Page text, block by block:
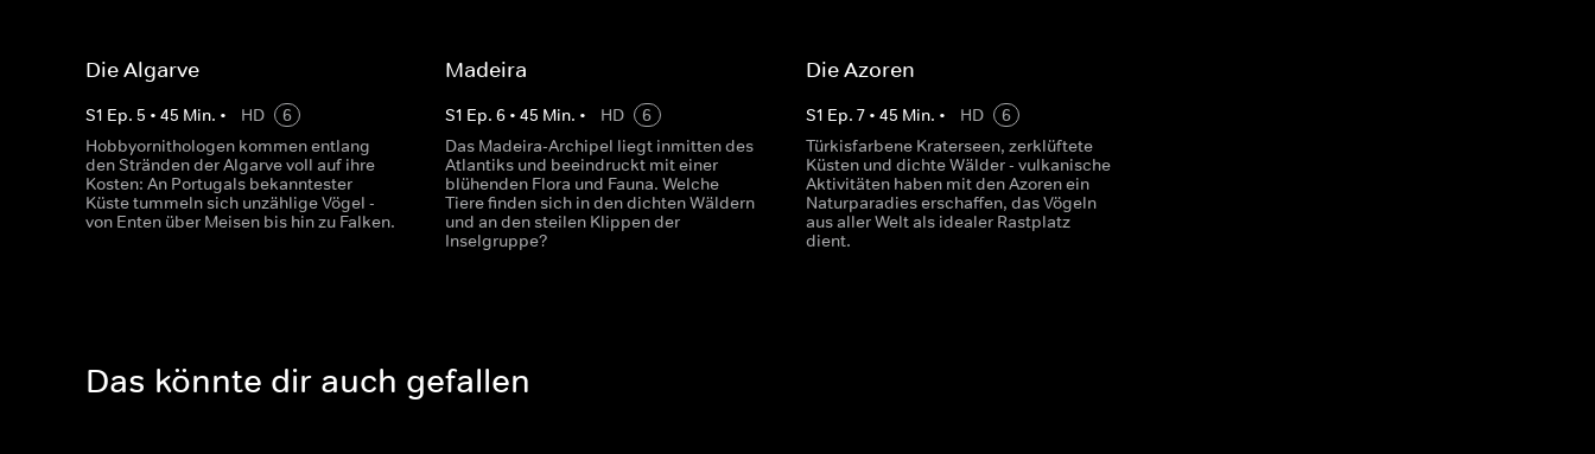
Die Algarve
S1 Ep. 5 • 45 Min. • HD
6
Hobbyornithologen kommen entlang
den Stränden der Algarve voll auf ihre
Kosten: An Portugals bekanntester
Küste tummeln sich unzählige Vögel -
von Enten über Meisen bis hin zu Falken.
Madeira
S1 Ep.6 •45 Min. • HD
6
Das Madeira-Archipel liegt inmitten des
Atlantiks und beeindruckt mit einer
blühenden Flora und Fauna. Welche
Tiere finden sich in den dichten Wäldern
und an den steilen Klippen der
Inselgruppe?
Die Azoren
S1 Ep. 7• 45 Min. • HD
6
Türkisfarbene Kraterseen, zerklüftete
Küsten und dichte Wälder - vulkanische
Aktivitäten haben mit den Azoren ein
Naturparadies erschaffen, das Vögeln
aus aller Welt als idealer Rastplatz
dient.
Das könnte dir auch gefallen